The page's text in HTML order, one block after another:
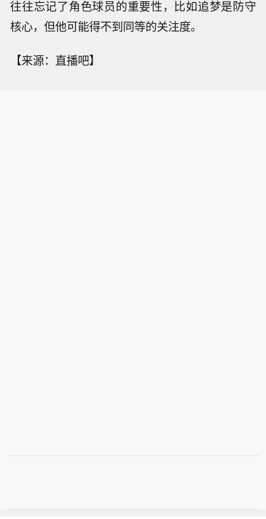
往往忘记了角色球员的重要性，比如追梦是防守
核心，但他可能得不到同等的关注度。
【来源：直播吧】